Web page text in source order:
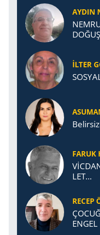
AYDIN
İLTER
FARUK
LET…
RECEP